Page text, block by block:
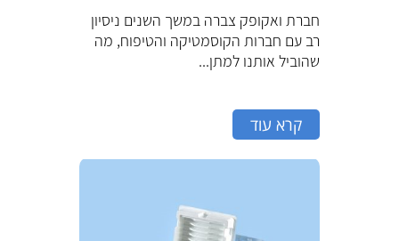
חברת ואקופק צברה במשך השנים ניסיון
רב עם חברות הקוסמטיקה והטיפוח, מה
שהוביל אותנו למתן...
קרא עוד